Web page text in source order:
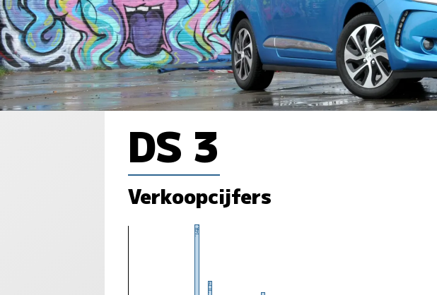
DS 3
Verkoopcijfers
140
105